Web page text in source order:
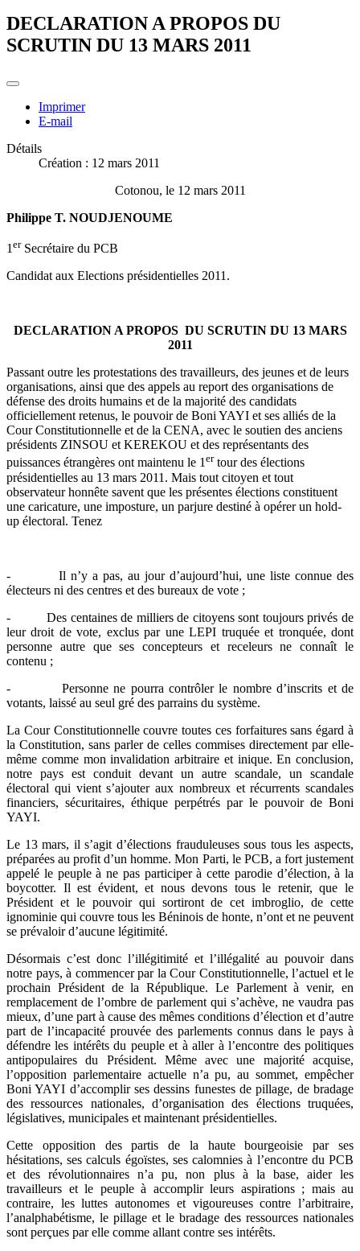
DECLARATION A PROPOS DU
SCRUTIN DU 13 MARS 2011
Imprimer
E-mail
Détails
Création : 12 mars 2011
Cotonou, le 12 mars 2011
Philippe T. NOUDJENOUME
1erSecrétaire du PCB
Candidat aux Elections présidentielles 2011.
DECLARATION A PROPOS DU SCRUTIN DU 13 MARS
2011
Passant outre les protestations des travailleurs, des jeunes et de leurs
organisations, ainsi que des appels au report des organisations de
défense des droits humains et de la majorité des candidats
officiellement retenus, le pouvoir de Boni YAYI et ses alliés de la
Cour Constitutionnelle et de la CENA, avec le soutien des anciens
présidents ZINSOU et KEREKOU et des représentants des
puissances étrangères ont maintenu le 1ertour des élections
présidentielles au 13 mars 2011. Mais tout citoyen et tout
observateur honnête savent que les présentes élections constituent
une caricature, une imposture, un parjure destiné à opérer un hold-
up électoral. Tenez
- Il n’y a pas, au jour d’aujourd’hui, une liste connue des
électeurs ni des centres et des bureaux de vote ;
- Des centaines de milliers de citoyens sont toujours privés de
leur droit de vote, exclus par une LEPI truquée et tronquée, dont
personne autre que ses concepteurs et receleurs ne connaît le
contenu ;
- Personne ne pourra contrôler le nombre d’inscrits et de
votants, laissé au seul gré des parrains du système.
La Cour Constitutionnelle couvre toutes ces forfaitures sans égard à
la Constitution, sans parler de celles commises directement par elle-
même comme mon invalidation arbitraire et inique. En conclusion,
notre pays est conduit devant un autre scandale, un scandale
électoral qui vient s’ajouter aux nombreux et récurrents scandales
financiers, sécuritaires, éthique perpétrés par le pouvoir de Boni
YAYI.
Le 13 mars, il s’agit d’élections frauduleuses sous tous les aspects,
préparées au profit d’un homme. Mon Parti, le PCB, a fort justement
appelé le peuple à ne pas participer à cette parodie d’élection, à la
boycotter. Il est évident, et nous devons tous le retenir, que le
Président et le pouvoir qui sortiront de cet imbroglio, de cette
ignominie qui couvre tous les Béninois de honte, n’ont et ne peuvent
se prévaloir d’aucune légitimité.
Désormais c’est donc l’illégitimité et l’illégalité au pouvoir dans
notre pays, à commencer par la Cour Constitutionnelle, l’actuel et le
prochain Président de la République. Le Parlement à venir, en
remplacement de l’ombre de parlement qui s’achève, ne vaudra pas
mieux, d’une part à cause des mêmes conditions d’élection et d’autre
part de l’incapacité prouvée des parlements connus dans le pays à
défendre les intérêts du peuple et à aller à l’encontre des politiques
antipopulaires du Président. Même avec une majorité acquise,
l’opposition parlementaire actuelle n’a pu, au sommet, empêcher
Boni YAYI d’accomplir ses dessins funestes de pillage, de bradage
des ressources nationales, d’organisation des élections truquées,
législatives, municipales et maintenant présidentielles.
Cette opposition des partis de la haute bourgeoisie par ses
hésitations, ses calculs égoïstes, ses calomnies à l’encontre du PCB
et des révolutionnaires n’a pu, non plus à la base, aider les
travailleurs et le peuple à accomplir leurs aspirations ; mais au
contraire, les luttes autonomes et vigoureuses contre l’arbitraire,
l’analphabétisme, le pillage et le bradage des ressources nationales
sont perçues par elle comme allant contre ses intérêts.